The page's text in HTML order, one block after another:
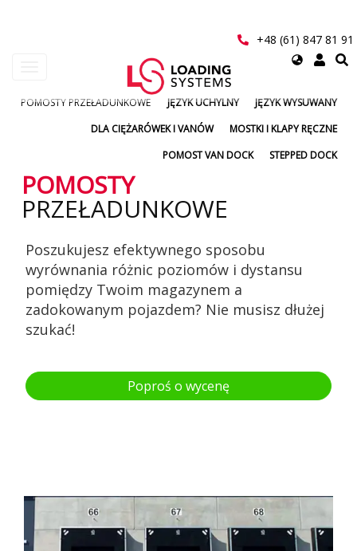
+48 (61) 847 81 91
Select
menu
POMOSTY PRZEŁADUNKOWE JĘZYK UCHYLNY
JĘZYK WYSUWANY
DLA CIĘŻARÓWEK I VANÓW
MOSTKI I KLAPY RĘCZNE
POMOST VAN DOCK
STEPPED DOCK
POMOSTY
PRZEŁADUNKOWE
Poszukujesz efektywnego sposobu
wyrównania różnic poziomów i dystansu
pomiędzy Twoim magazynem a
zadokowanym pojazdem? Nie musisz dłużej
szukać!
Poproś o wycenę